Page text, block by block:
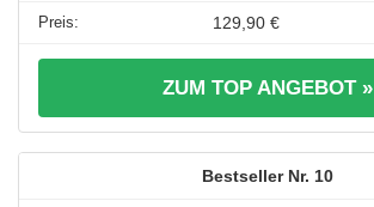
129,90 €
ZUM TOP ANGEBOT »
10